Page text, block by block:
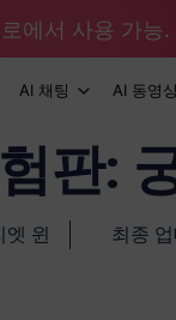
에서 사용 가능
AI 채팅 AI 동영
판:
엣 윈 최종